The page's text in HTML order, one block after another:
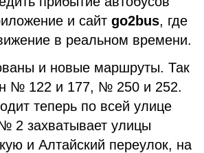
и сайт go2bus, где
в реальном времени.
и новые маршруты. Так
№ 122 и 177, № 250 и 252.
теперь по всей улице
2 захватывает улицы
и Алтайский переулок, на